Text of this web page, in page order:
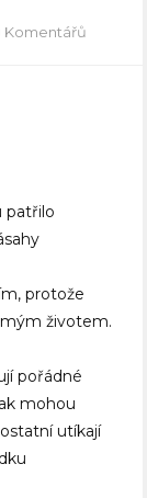
Komentářů
patřilo
protože
životem.
pořádné
mohou
utíkají